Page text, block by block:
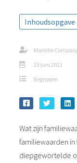
Inhoudsopgave
Mariëlle
23 juni 2021
Begrippen
Wat zijn
familiewaarden
diepgewortelde
kan de
over
van
op